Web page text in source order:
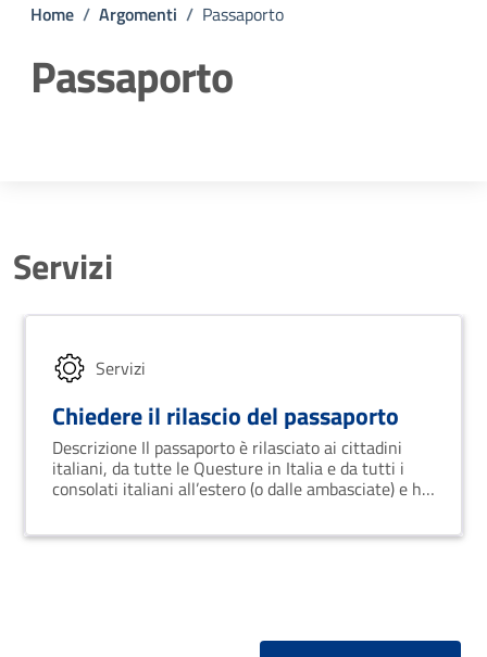
Home / Argomenti / Passaporto
Passaporto
Servizi
Servizi
Chiedere il rilascio del passaporto
Descrizione Il passaporto è rilasciato ai cittadini
italiani, da tutte le Questure in Italia e da tutti i
consolati italiani all’estero (o dalle ambasciate) e ha